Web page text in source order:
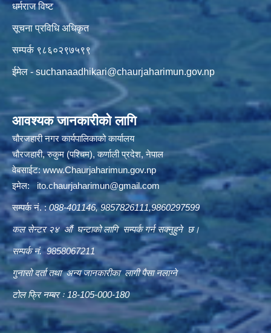
धर्मराज विष्ट
सूचना प्रविधि अधिकृत
सम्पर्क ९८६०२९७५९९
ईमेल -suchanaadhikari@chaurjaharimun.gov.np
आवश्यक जानकारीको लागि
चौरजहारी नगर कार्यपालिकाको कार्यालय
चौरजहारी, रुकुम (पश्चिम), कर्णाली प्रदेश, नेपाल
वेबसाईट:www.Chaurjaharimun.gov.np
इमेल: ito.chaurjaharimun@gmail.com
सम्पर्क नं. :088-401146, 9857826111,9860297599
कल सेन्टर २४ औं घन्टाको लागि सम्पर्क गर्न सक्नुहुने छ।
सम्पर्क नं. 9858067211
गुनासो दर्ता तथा अन्य जानकारीका लागी पैसा नलाग्ने
टोल फ्रि नम्बर ः 18-105-000-180